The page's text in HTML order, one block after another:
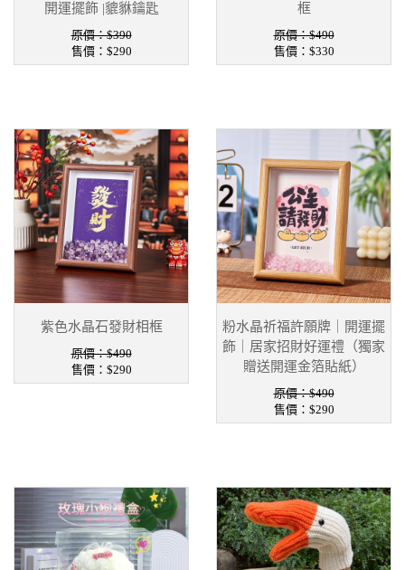
開運擺飾 |貔貅鑰匙
原價：$390
售價： $290
框
原價：$490
售價： $330
紫色水晶石發財相框
原價：$490
售價： $290
粉水晶祈福許願牌｜開運擺
飾｜居家招財好運禮（獨家
贈送開運金箔貼紙）
原價：$490
售價： $290